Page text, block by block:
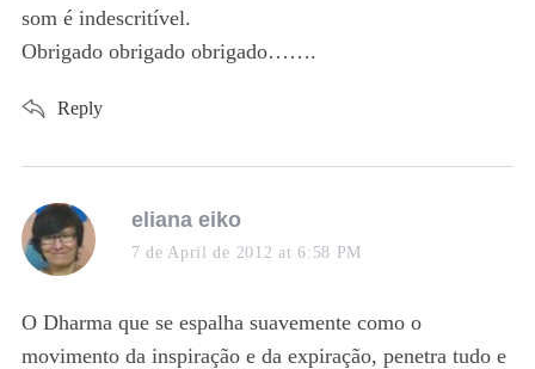
:
som é indescritível.
Obrigado obrigado obrigado…….
Reply
s
a
s
:
eliana eiko
7 de April de 2012 at 6:58 PM
O Dharma que se espalha suavemente como o
movimento da inspiração e da expiração, penetra tudo e
r
: